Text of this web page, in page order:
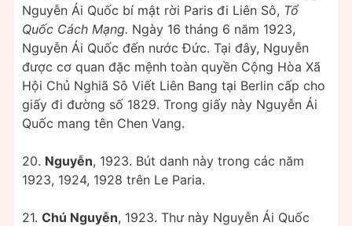
Nguyễn Ái Quốc bí mật rời Paris đi Liên Sô, Tổ
Quốc Cách Mạng. Ngày 16 tháng 6 năm 1923,
Nguyễn Ái Quốc đến nước Đức. Tại đây, Nguyễn
được cơ quan đặc mệnh toàn quyền Cộng Hòa Xã
Hội Chủ Nghiã Sô Viết Liên Bang tại Berlin cấp cho
giấy đi đường số 1829. Trong giấy này Nguyễn Ái
Quốc mang tên Chen Vang.
20. Nguyễn, 1923. Bút danh này trong các năm
1923, 1924, 1928 trên Le Paria.
21. Chú Nguyễn, 1923. Thư này Nguyễn Ái Quốc